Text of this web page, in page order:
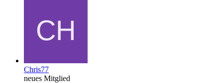
Chris77
neues Mitglied